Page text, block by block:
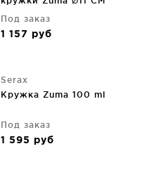
Под заказ
1 157 руб
Serax
Кружка Zuma 100 ml
Под заказ
1 595 руб